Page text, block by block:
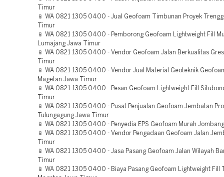
Timur
📱 WA 0821 1305 0400 - Jual Geofoam Timbunan Proyek
Timur
📱 WA 0821 1305 0400 - Pemborong Geofoam Lightweight Fill
Lumajang Jawa Timur
📱 WA 0821 1305 0400 - Vendor Geofoam Jalan Berkualitas
Timur
📱 WA 0821 1305 0400 - Vendor Jual Material Geoteknik
Magetan Jawa Timur
📱 WA 0821 1305 0400 - Pesan Geofoam Lightweight Fill
Timur
📱 WA 0821 1305 0400 - Pusat Penjualan Geofoam Jembatan
Tulungagung Jawa Timur
📱 WA 0821 1305 0400 - Penyedia EPS Geofoam Murah
📱 WA 0821 1305 0400 - Vendor Pengadaan Geofoam Jalan
Timur
📱 WA 0821 1305 0400 - Jasa Pasang Geofoam Jalan Wilayah
Timur
📱 WA 0821 1305 0400 - Biaya Pasang Geofoam Lightweight Fill